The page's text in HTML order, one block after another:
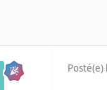
Posté(e)